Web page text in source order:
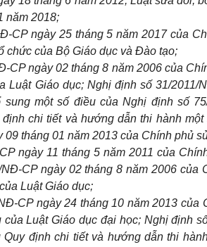
năm 2018;
CP ngày 25 tháng 5 năm 2017 của
chức của Bộ Giáo dục và Đào tạo;
CP ngày 02 tháng 8 năm 2006 của
Luật Giáo dục; Nghị định số 31/2011/
một số điều của Nghị định số
chi tiết và hướng dẫn thi hành
tháng 01 năm 2013 của Chính phủ
ngày 11 tháng 5 năm 2011 của
CP ngày 02 tháng 8 năm 2006 của
Luật Giáo dục;
CP ngày 24 tháng 10 năm 2013 của
Luật Giáo dục đại học; Nghị định
định chi tiết và hướng dẫn thi